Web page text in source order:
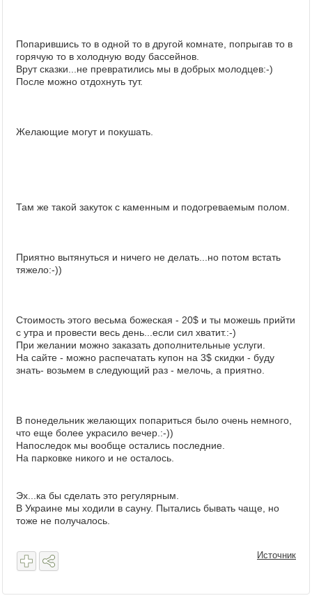
Попарившись то в одной то в другой комнате, попрыгав то в
горячую то в холодную воду бассейнов.
Врут сказки...не превратились мы в добрых молодцев:-)
После можно отдохнуть тут.
Желающие могут и покушать.
Там же такой закуток с каменным и подогреваемым полом.
Приятно вытянуться и ничего не делать...но потом встать
тяжело:-))
Стоимость этого весьма божеская - 20$ и ты можешь прийти
с утра и провести весь день...если сил хватит.:-)
При желании можно заказать дополнительные услуги.
На сайте - можно распечатать купон на 3$ скидки - буду
знать- возьмем в следующий раз - мелочь, а приятно.
В понедельник желающих попариться было очень немного,
что еще более украсило вечер.:-))
Напоследок мы вообще остались последние.
На парковке никого и не осталось.
Эх...ка бы сделать это регулярным.
В Украине мы ходили в сауну. Пытались бывать чаще, но
тоже не получалось.
Источник